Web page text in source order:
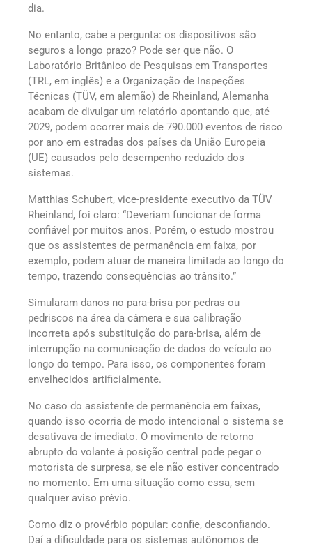
dia.
No entanto, cabe a pergunta: os dispositivos são
seguros a longo prazo? Pode ser que não. O
Laboratório Britânico de Pesquisas em Transportes
(TRL, em inglês) e a Organização de Inspeções
Técnicas (TÜV, em alemão) de Rheinland, Alemanha
acabam de divulgar um relatório apontando que, até
2029, podem ocorrer mais de 790.000 eventos de risco
por ano em estradas dos países da União Europeia
(UE) causados pelo desempenho reduzido dos
sistemas.
Matthias Schubert, vice-presidente executivo da TÜV
Rheinland, foi claro: “Deveriam funcionar de forma
confiável por muitos anos. Porém, o estudo mostrou
que os assistentes de permanência em faixa, por
exemplo, podem atuar de maneira limitada ao longo do
tempo, trazendo consequências ao trânsito.”
Simularam danos no para-brisa por pedras ou
pedriscos na área da câmera e sua calibração
incorreta após substituição do para-brisa, além de
interrupção na comunicação de dados do veículo ao
longo do tempo. Para isso, os componentes foram
envelhecidos artificialmente.
No caso do assistente de permanência em faixas,
quando isso ocorria de modo intencional o sistema se
desativava de imediato. O movimento de retorno
abrupto do volante à posição central pode pegar o
motorista de surpresa, se ele não estiver concentrado
no momento. Em uma situação como essa, sem
qualquer aviso prévio.
Como diz o provérbio popular: confie, desconfiando.
Daí a dificuldade para os sistemas autônomos de